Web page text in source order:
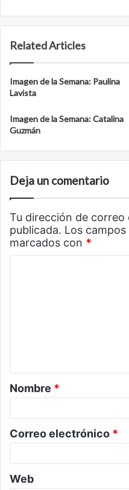
Related Articles
Imagen de la Semana: Paulina
Lavista
Imagen de la Semana: Catalina
Guzmán
Deja un comentario
Tu dirección de
publicada. Los
marcados con *
a
r
o
*
Nombre *
Correo electrónico *
Web